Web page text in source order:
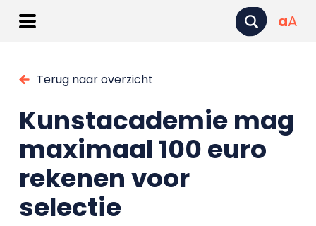
aA
Terug naar overzicht
Kunstacademie mag
maximaal 100 euro
rekenen voor
selectie